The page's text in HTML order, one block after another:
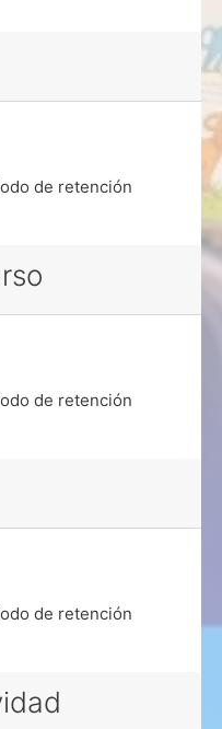
de retención
de retención
de retención